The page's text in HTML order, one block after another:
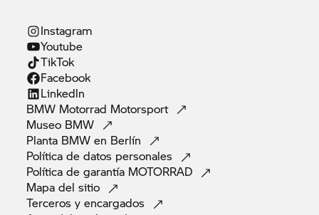
Instagram
Youtube
TikTok
Facebook
Linkedln
BMW Motorrad Motorsport
Museo BMW
Planta BMW en Berlín
Política de datos personales
Política de garantía MOTORRAD
Mapa delsitio
Terceros yencargados